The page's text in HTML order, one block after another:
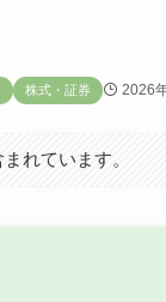
株式・証券 2026
れています。